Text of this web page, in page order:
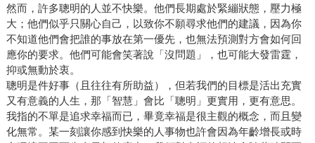
然而，許多聰明的人並不快樂。他們長期處於緊繃狀態，壓力極
大；他們似乎只關心自己，以致你不願尋求他們的建議，因為你
不知道他們會把誰的事放在第一優先，也無法預測對方會如何回
應你的要求。他們可能會笑著說「沒問題」，也可能大發雷霆，
抑或無動於衷。
聰明是件好事（且往往有所助益），但若我們的目標是活出充實
又有意義的人生，那「智慧」會比「聰明」更實用，更有意思。
我指的不單是追求幸福而已，畢竟幸福是很主觀的概念，而且變
化無常。某一刻讓你感到快樂的人事物也許會因為年齡增長或時